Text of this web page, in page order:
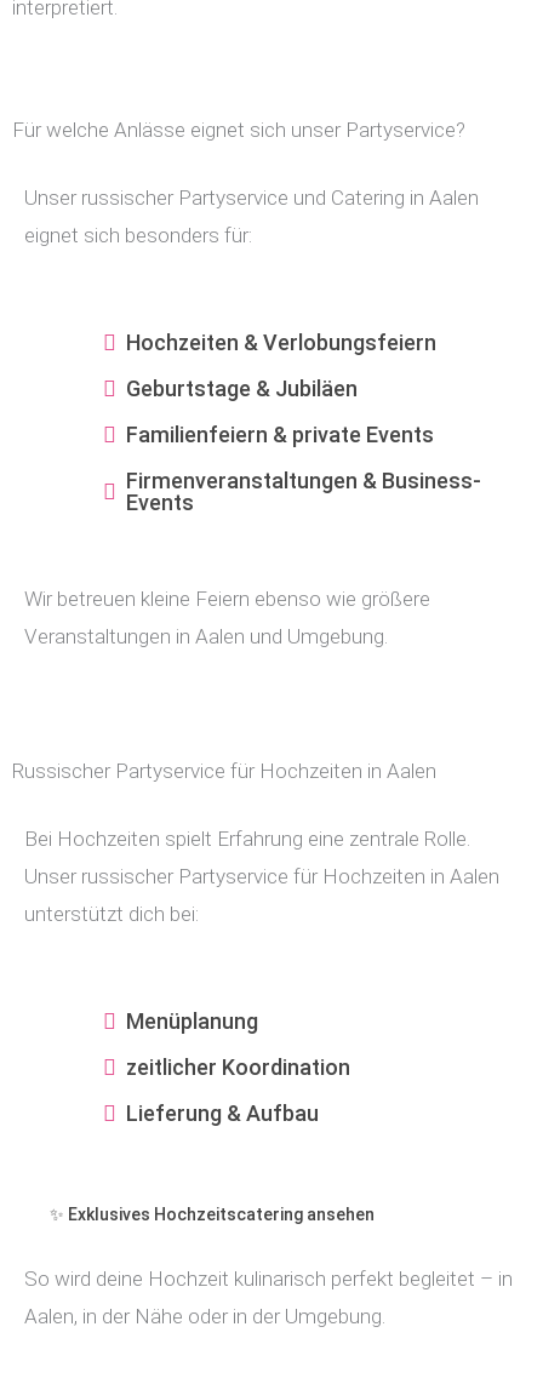
interpretiert.
Für welche Anlässe eignet sich unser Partyservice?
Unser russischer Partyservice und Catering in Aalen
eignet sich besonders für:
Hochzeiten & Verlobungsfeiern
Geburtstage & Jubiläen
Familienfeiern & private Events
Firmenveranstaltungen & Business-
Events
Wir betreuen kleine Feiern ebenso wie größere
Veranstaltungen in Aalen und Umgebung.
Russischer Partyservice für Hochzeiten in Aalen
Bei Hochzeiten spielt Erfahrung eine zentrale Rolle.
Unser russischer Partyservice für Hochzeiten in Aalen
unterstützt dich bei:
Menüplanung
zeitlicher Koordination
Lieferung & Aufbau
✨ Exklusives Hochzeitscatering ansehen
So wird deine Hochzeit kulinarisch perfekt begleitet – in
Aalen, in der Nähe oder in der Umgebung.